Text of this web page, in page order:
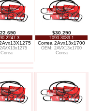
2247-3
Corea
$30.290
T090-3089-1
Correa 2Avx13x1700
OEM: 2AVX13x1700
Corea